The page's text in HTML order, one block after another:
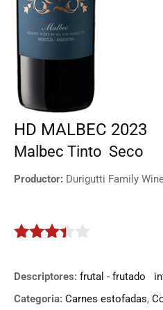
HD MALBEC 2023
Malbec Tinto Seco
Productor: Durigutti Family
Descriptores: frutal - frutado
Categoria: Carnes estofadas,